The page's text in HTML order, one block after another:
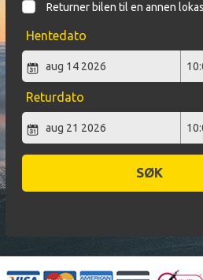
Returner bilen til en annen
Hentedato
Returdato
SØK